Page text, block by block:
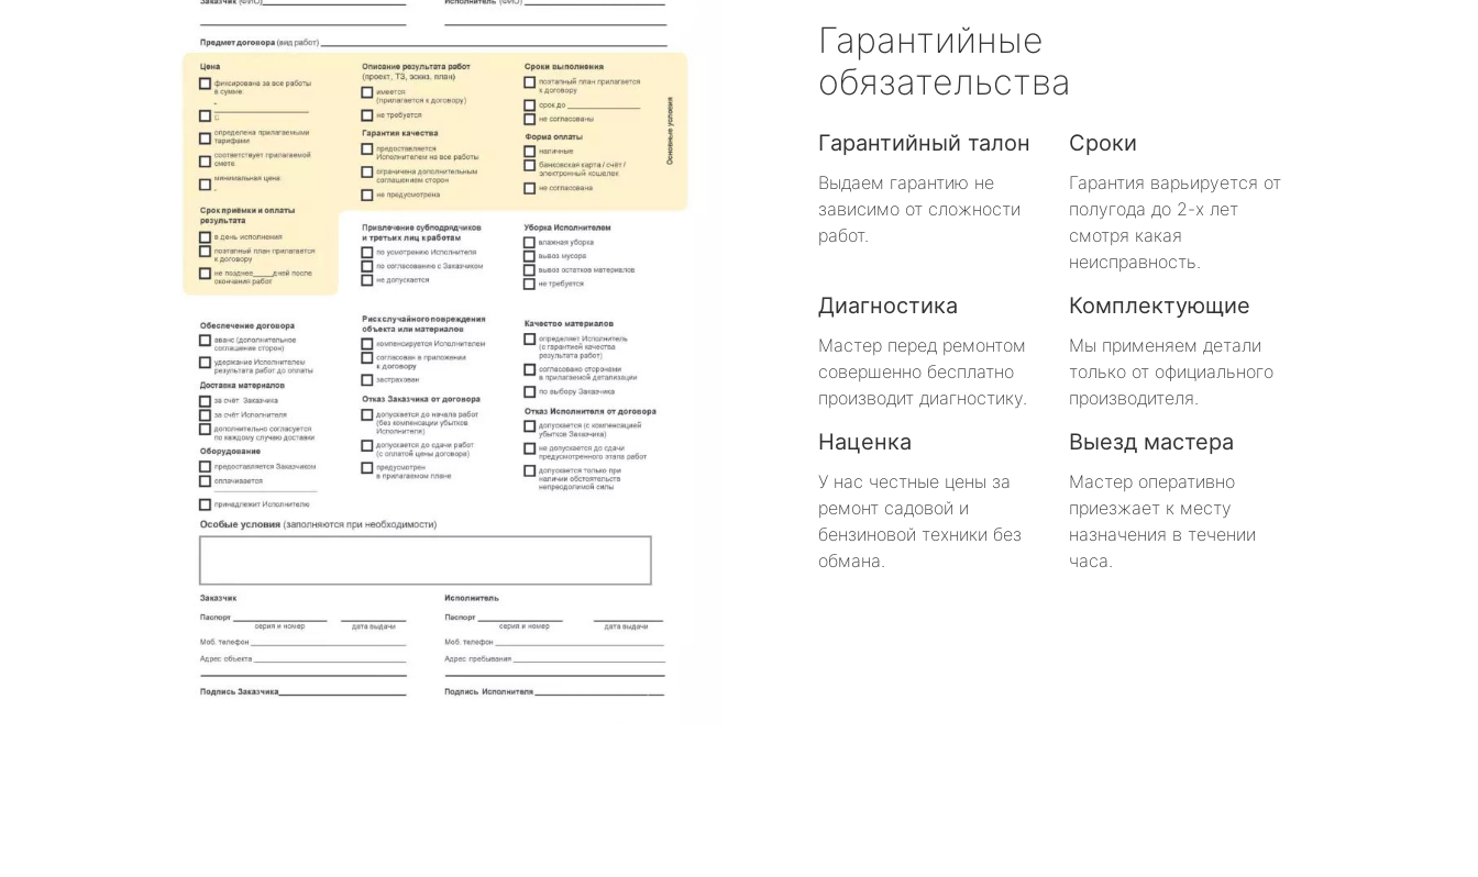
Гарантийные
обязательства
Гарантийный талон
Выдаем гарантию не
зависимо от сложности
работ.
Сроки
Гарантия варьируется от
полугода до 2-х лет
смотря какая
неисправность.
Диагностика
Мастер перед ремонтом
совершенно бесплатно
производит диагностику.
Комплектующие
Мы применяем детали
только от официального
производителя.
Наценка
У нас честные цены за
ремонт садовой и
бензиновой техники без
обмана.
Выезд мастера
Мастер оперативно
приезжает к месту
назначения в течении
часа.